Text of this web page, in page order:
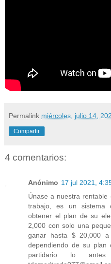
Permalink miércoles, julio 14,
Compartir
4 comentarios:
Anónimo 17 jul 2021,
Únase a nuestra
trabajo, es un sistema
obtener el plan de su
2,000 con solo una
ganar hasta $ 20,000
dependiendo de su plan
partidario lo